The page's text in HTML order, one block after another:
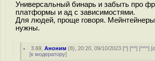
Универсальный бинарь и забыть про
платформы и ад с зависимостями.
Для людей, проще говоря.
нужны.
3.69 ,Аноним (8), 20:20, 09/10/2023 [^] [^^] [^^^] [
[к модератору]